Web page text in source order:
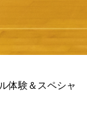
体験＆スペシャ